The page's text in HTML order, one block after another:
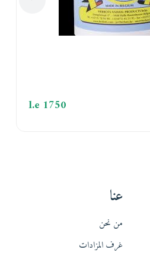
l.e 1750
عنا
من نحن
غرف المزادات